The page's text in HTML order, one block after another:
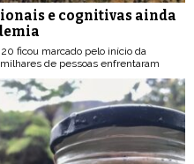
e cognitivas ainda
ficou marcado pelo início da
de pessoas enfrentaram